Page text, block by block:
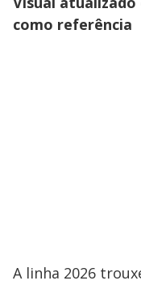
como referência
A linha 2026